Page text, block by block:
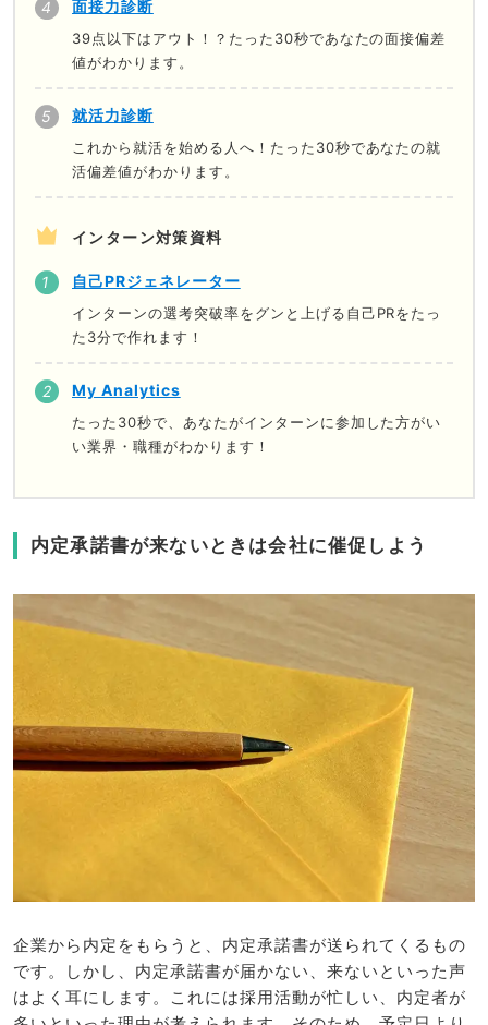
面接力診断
39点以下はアウト！？たった30秒であなたの面接偏差
値がわかります。
就活力診断
これから就活を始める人へ！たった30秒であなたの就
活偏差値がわかります。
インターン対策資料
自己PRジェネレーター
インターンの選考突破率をグンと上げる自己PRをたっ
た3分で作れます！
My Analytics
たった30秒で、あなたがインターンに参加した方がい
い業界・職種がわかります！
内定承諾書が来ないときは会社に催促しよう
企業から内定をもらうと、内定承諾書が送られてくるもの
です。しかし、内定承諾書が届かない、来ないといった声
はよく耳にします。これには採用活動が忙しい、内定者が